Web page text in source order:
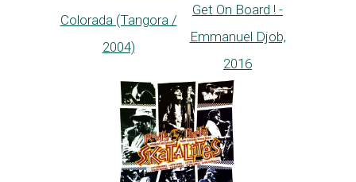
Colorada (Tangora /
2004)
Get On Board ! -
Emmanuel Djob,
2016